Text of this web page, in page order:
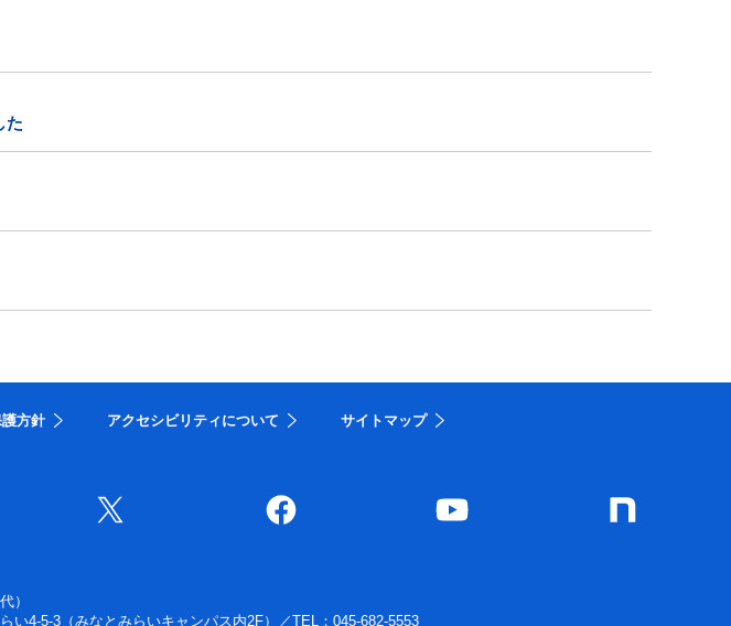
た
方針 アクセシビリティについて
サイトマップ
）
4-5-3（みなとみらいキャンパス内2F） ／TEL：045-682-5553